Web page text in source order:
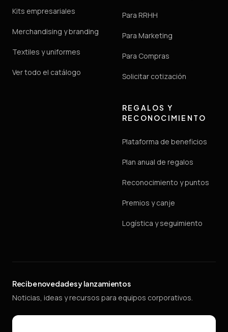
Kits empresariales
Merchandising y branding
Textiles y uniformes
Ver todo el catálogo
Para RRHH
Para Marketing
Para Compras
Solicitar cotización
REGALOS Y
RECONOCIMIENTO
Plataforma de beneficios
Plan anual de regalos
Reconocimiento y puntos
Premios y canje
Logística y seguimiento
Recibe novedades y lanzamientos
Noticias, ideas y recursos para equipos corporativos.
Email